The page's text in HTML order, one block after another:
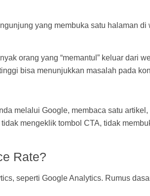
yang membuka satu halaman di
orang yang “memantul” keluar dari
bisa menunjukkan masalah pada
melalui Google, membaca satu
mengeklik tombol CTA, tidak
Rate?
seperti Google Analytics. Rumus